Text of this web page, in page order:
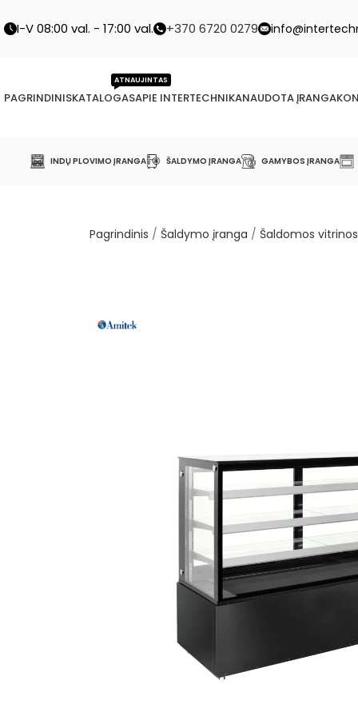
I-V 08:00 val. - 17:00 val. +370 6720 0279
PAGRINDINISKATALOGAS
ATNAUJINTAS
APIE INTERTECHNIKANAUDOTA ĮRANGA
INDŲ PLOVIMO ĮRANGA ŠALDYMO ĮRANGA GAMYBOS ĮRANGA
Pagrindinis / Šaldymo įranga / Šaldomos vitrinos